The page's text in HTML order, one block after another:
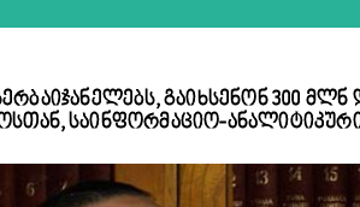
გაიხსენონ 300
საინფორმაციო-